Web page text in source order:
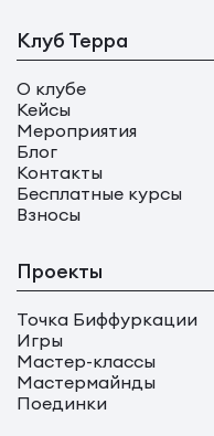
Клуб Терра
О клубе
Кейсы
Мероприятия
Блог
Контакты
Бесплатные курсы
Взносы
Проекты
Точка Биффуркации
Игры
Мастер-классы
Мастермайнды
Поединки